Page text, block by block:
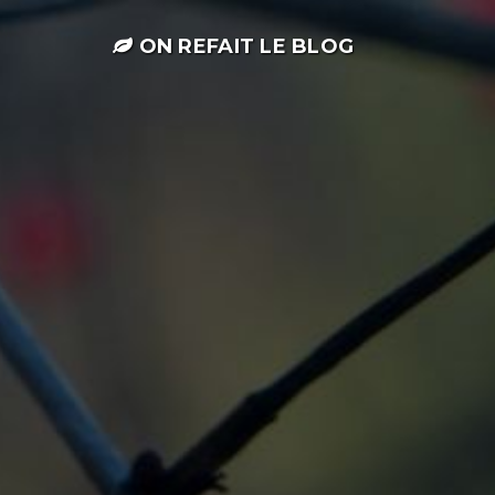
ON REFAIT LE BLOG